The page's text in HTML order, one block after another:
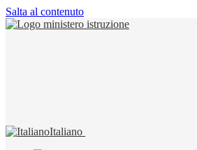
Salta al contenuto
Italiano